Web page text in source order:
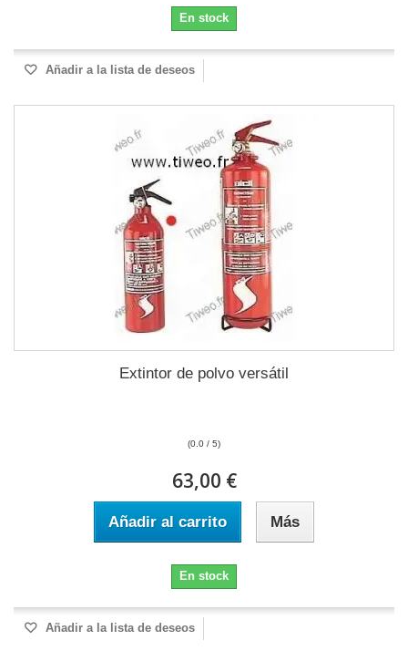
En stock
Añadir a la lista de deseos
Extintor de polvo versátil
(0.0 / 5)
63,00 €
Añadir al carrito Más
En stock
Añadir a la lista de deseos